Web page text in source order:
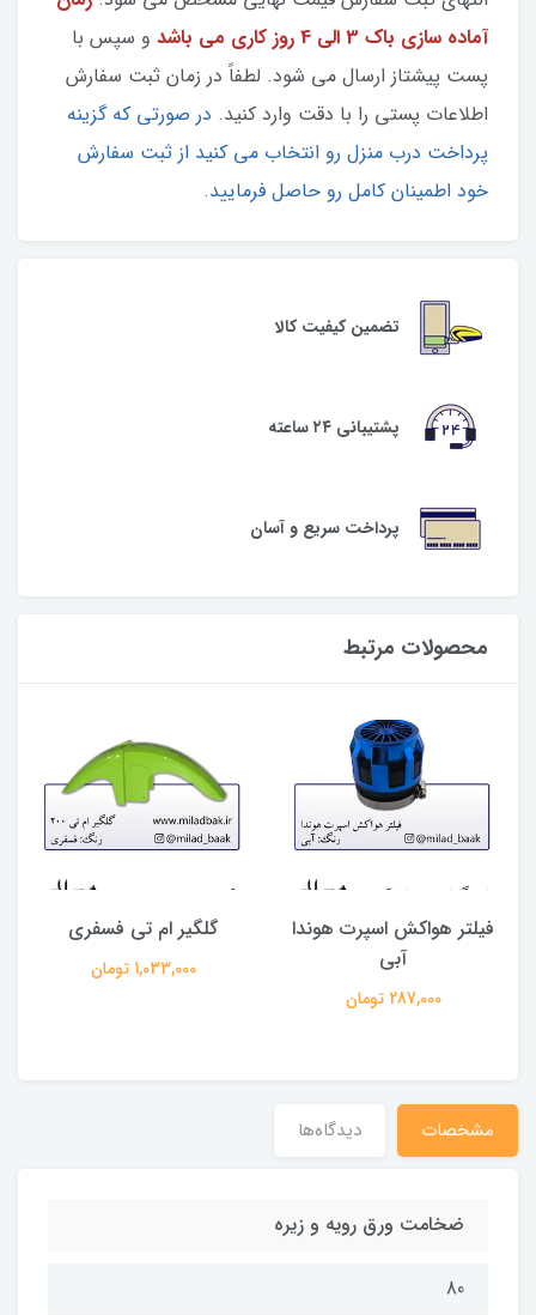
آماده سازی باک 3 الی 4 روز کاری می باشد
و سپس با
پست پیشتاز ارسال می شود. لطفاً در زمان ثبت سفارش
اطلاعات پستی را با دقت وارد کنید. در صورتی که گزینه
پرداخت درب منزل رو انتخاب می کنید از ثبت سفارش
خود اطمینان کامل رو حاصل فرمایید.
تضمین کیفیت کالا
پشتیبانی ۲۴ ساعته
پرداخت سریع و آسان
محصولات مرتبط
فیلتر هواکش اسپرت هوندا
آبی
287,000 تومان
گلگیر ام تی فسفری
1,033,000 تومان
مشخصات دیدگاه‌ها
ضخامت ورق رویه و زیره
80